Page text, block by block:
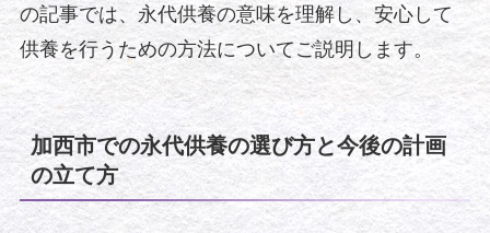
の記事では、永代供養の意味を理解し、安心して
供養を行うための方法についてご説明します。
加西市での永代供養の選び方と今後の計画
の立て方